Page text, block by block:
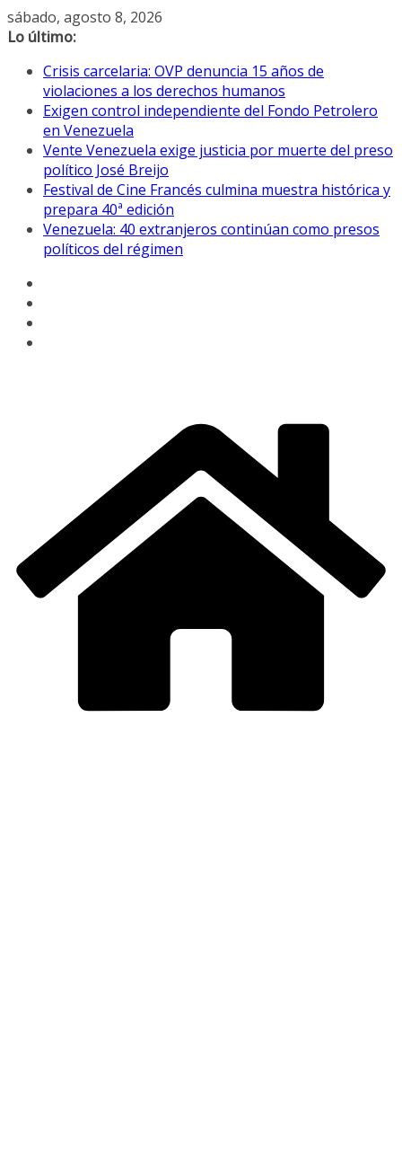
Saltar
al
sábado, agosto 8, 2026
Lo último:
Crisis carcelaria: OVP denuncia 15 años de
violaciones a los derechos humanos
Exigen control independiente del Fondo Petrolero
en Venezuela
Vente Venezuela exige justicia por muerte del preso
político José Breijo
Festival de Cine Francés culmina muestra histórica y
prepara 40ª edición
Venezuela: 40 extranjeros continúan como presos
políticos del régimen